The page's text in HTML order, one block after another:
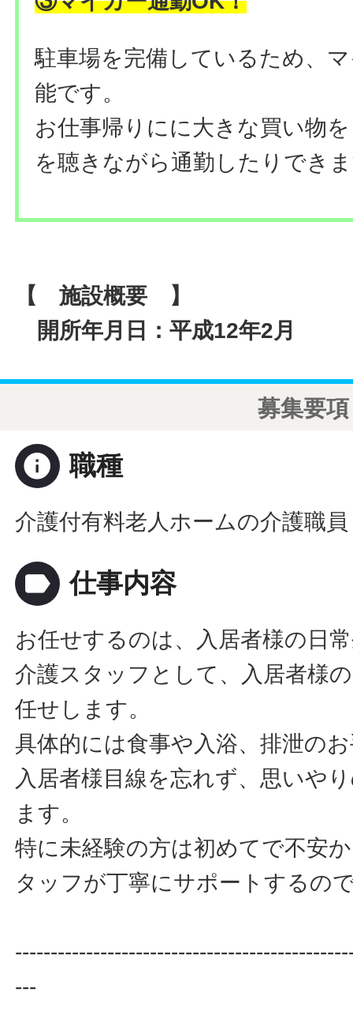
駐車場を完備しているため、
能です。
お仕事帰りにに大きな買い物
を聴きながら通勤したりでき
【 施設概要 】
開所年月日：平成12年2月
募集要項
info 職種
介護付有料老人ホームの介護職員
label 仕事内容
お任せするのは、入居者様の日
介護スタッフとして、入居者様
任せします。
具体的には食事や入浴、排泄の
入居者様目線を忘れず、思いや
ます。
特に未経験の方は初めてで不安
タッフが丁寧にサポートするの
---